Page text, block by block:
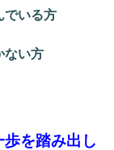
でいる方
ない方
を踏み出し